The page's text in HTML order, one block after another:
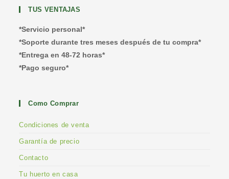
TUS VENTAJAS
*Servicio personal*
*Soporte durante tres meses después de tu compra*
*Entrega en 48-72 horas*
*Pago seguro*
Como Comprar
Condiciones de venta
Garantía de precio
Contacto
Tu huerto en casa